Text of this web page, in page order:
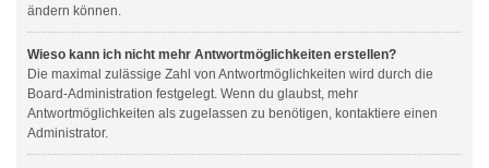
ändern können.
Wieso kann ich nicht mehr Antwortmöglichkeiten erstellen?
Die maximal zulässige Zahl von Antwortmöglichkeiten wird durch die
Board-Administration festgelegt. Wenn du glaubst, mehr
Antwortmöglichkeiten als zugelassen zu benötigen, kontaktiere einen
Administrator.